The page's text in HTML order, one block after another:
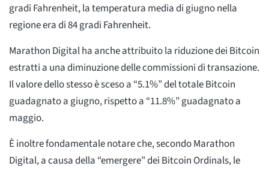
gradi Fahrenheit, la temperatura media di giugno nella
regione era di 84 gradi Fahrenheit.
Marathon Digital ha anche attribuito la riduzione dei Bitcoin
estratti a una diminuzione delle commissioni di transazione.
Il valore dello stesso è sceso a “5.1%” del totale Bitcoin
guadagnato a giugno, rispetto a “11.8%” guadagnato a
maggio.
È inoltre fondamentale notare che, secondo Marathon
Digital, a causa della “emergere” dei Bitcoin Ordinals, le